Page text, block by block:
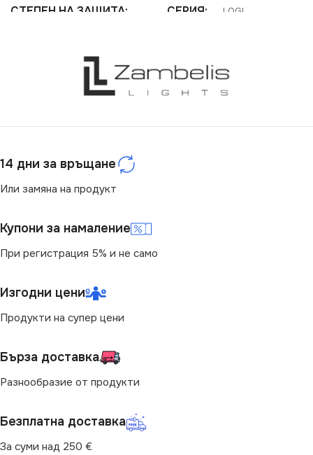
СТЕПЕН НА ЗАЩИТА
Шампанско
МАРКА KANLUX
РОЗЕТКА
СЕРИЯ LOGI
РОЗЕТКА
14 дни за връщане
Или замяна на продукт
Купони за намаление
При регистрация 5% и не само
Изгодни цени
Продукти на супер цени
Бърза доставка
Разнообразие от продукти
Безплатна доставка
За суми над 250 €